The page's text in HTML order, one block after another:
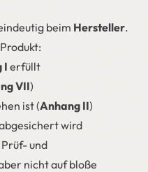
beim Hersteller.
Ierfüllt
VII)
ist (Anhang II)
wird
und
nicht auf bloße